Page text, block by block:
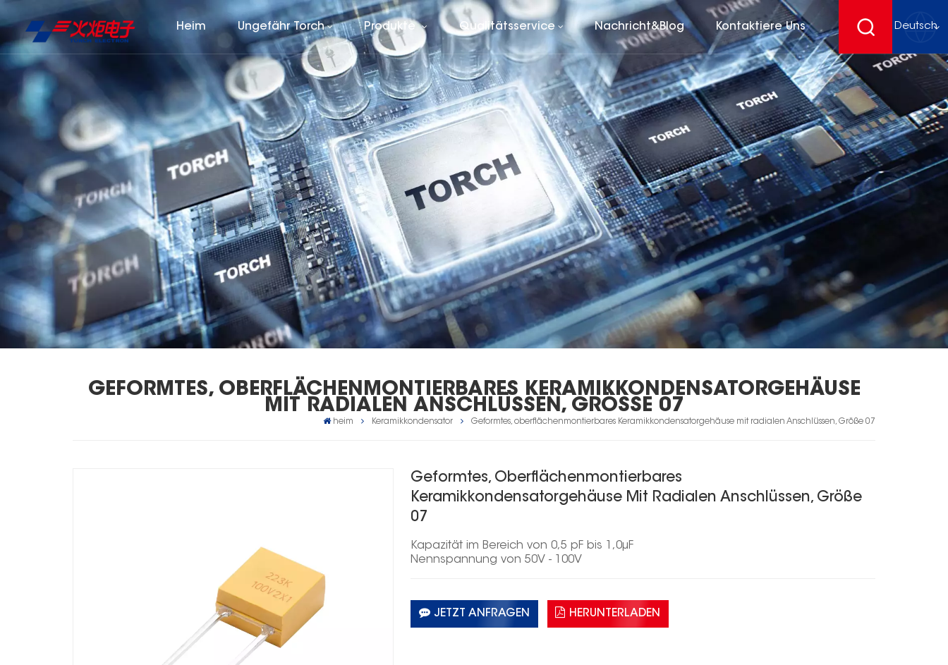
Heim Ungefähr Torch Produkte Qualitätsservice Nachricht&Blog Kontaktiere Uns Deutsch
English
français
Deutsch
español
GEFORMTES, OBERFLÄCHENMONTIERBARES KERAMIKKONDENSATORGEHÄUSE
MIT RADIALEN ANSCHLÜSSEN, GRÖSSE 07
heim Keramikkondensator Geformtes, oberflächenmontierbares Keramikkondensatorgehäuse mit radialen Anschlüssen, Größe 07
Geformtes, Oberflächenmontierbares
Keramikkondensatorgehäuse Mit Radialen Anschlüssen, Größe
07
Kapazität im Bereich von 0,5 pF bis 1,0μF
Nennspannung von 50V - 100V
JETZT ANFRAGEN HERUNTERLADEN